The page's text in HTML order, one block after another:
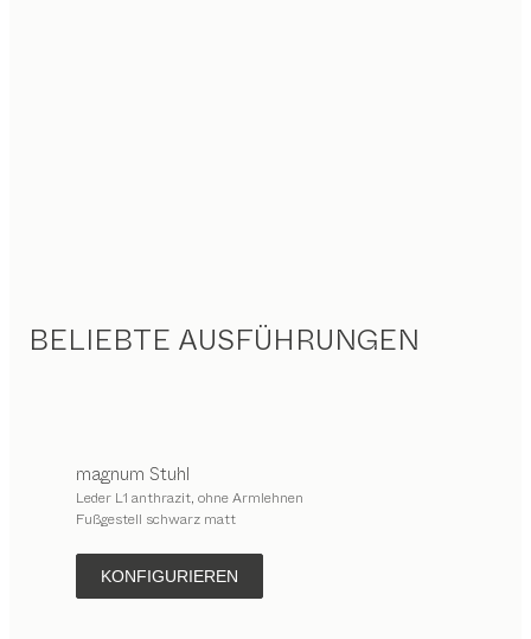
BELIEBTE AUSFÜHRUNGEN
magnum Stuhl
Leder L1 anthrazit, ohne Armlehnen
Fußgestell schwarz matt
KONFIGURIEREN